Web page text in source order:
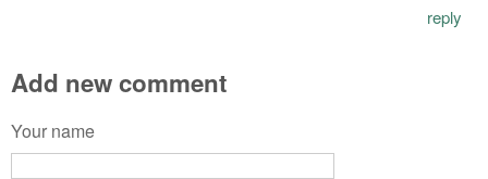
reply
Add new comment
Your name